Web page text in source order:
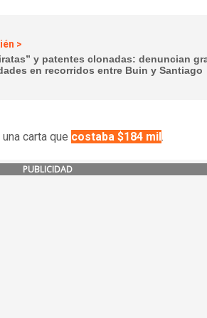
>
y patentes clonadas: denuncian
en recorridos entre Buin y Santiago
carta que costaba $184 mil.
PUBLICIDAD